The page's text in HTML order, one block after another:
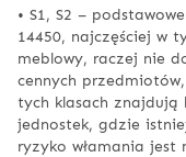
• S1, S2 –
14450, najczęściej w
meblowy, raczej nie
cennych
tych klasach znajdują
jednostek, gdzie
ryzyko włamania jest